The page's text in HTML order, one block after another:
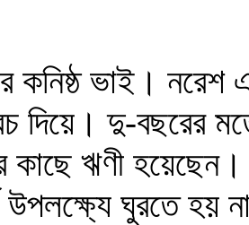
কনিষ্ঠ ভাই। নরেশ
দিয়ে। দু-বছরের
কাছে ঋণী
উপলক্ষ্যে ঘুরতে